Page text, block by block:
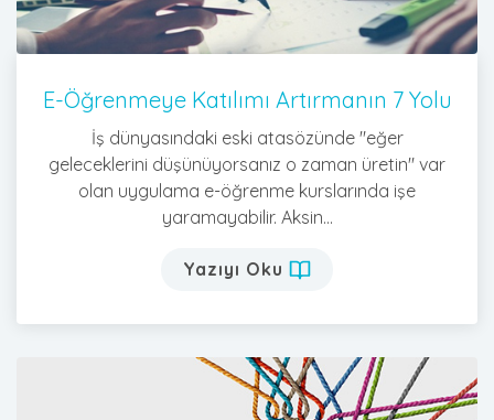
E-Öğrenmeye Katılımı Artırmanın 7 Yolu
İş dünyasındaki eski atasözünde "eğer
geleceklerini düşünüyorsanız o zaman üretin" var
olan uygulama e-öğrenme kurslarında işe
yaramayabilir. Aksin...
Yazıyı Oku